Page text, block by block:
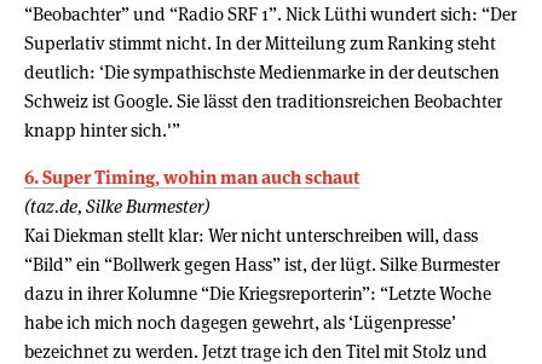
“Beobachter” und “Radio SRF 1”. Nick Lüthi wundert sich: “Der
Superlativ stimmt nicht. In der Mitteilung zum Ranking steht
deutlich: ‘Die sympathischste Medienmarke in der deutschen
Schweiz ist Google. Sie lässt den traditionsreichen Beobachter
knapp hinter sich.'”
6. Super Timing, wohin man auch schaut
(taz.de, Silke Burmester)
Kai Diekman stellt klar: Wer nicht unterschreiben will, dass
“Bild” ein “Bollwerk gegen Hass” ist, der lügt. Silke Burmester
dazu in ihrer Kolumne “Die Kriegsreporterin”: “Letzte Woche
habe ich mich noch dagegen gewehrt, als ‘Lügenpresse’
bezeichnet zu werden. Jetzt trage ich den Titel mit Stolz und